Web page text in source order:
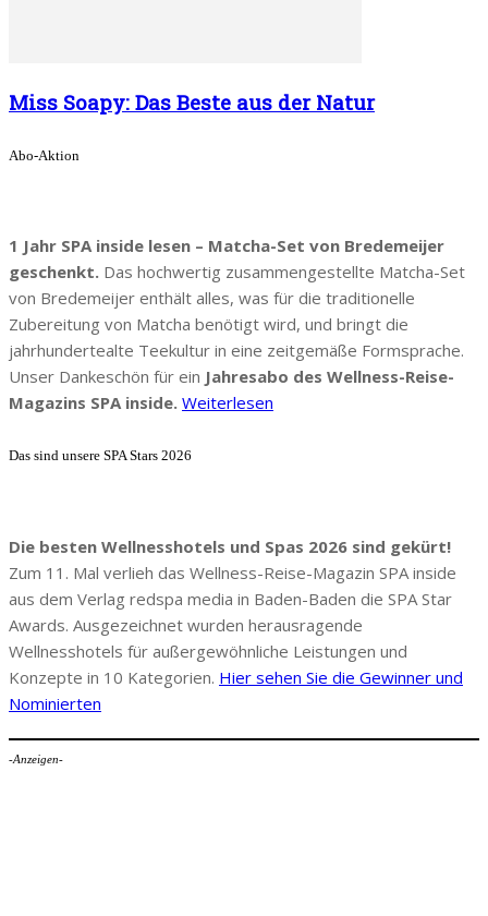
Miss Soapy: Das Beste aus der Natur
Abo-Aktion
1 Jahr SPA inside lesen – Matcha-Set von Bredemeijer
geschenkt. Das hochwertig zusammengestellte Matcha-Set
von Bredemeijer enthält alles, was für die traditionelle
Zubereitung von Matcha benötigt wird, und bringt die
jahrhundertealte Teekultur in eine zeitgemäße Formsprache.
Unser Dankeschön für ein Jahresabo des Wellness-Reise-
Magazins SPA inside. Weiterlesen
Das sind unsere SPA Stars 2026
Die besten Wellnesshotels und Spas 2026 sind gekürt!
Zum 11. Mal verlieh das Wellness-Reise-Magazin SPA inside
aus dem Verlag redspa media in Baden-Baden die SPA Star
Awards. Ausgezeichnet wurden herausragende
Wellnesshotels für außergewöhnliche Leistungen und
Konzepte in 10 Kategorien. Hier sehen Sie die Gewinner und
Nominierten
-Anzeigen-